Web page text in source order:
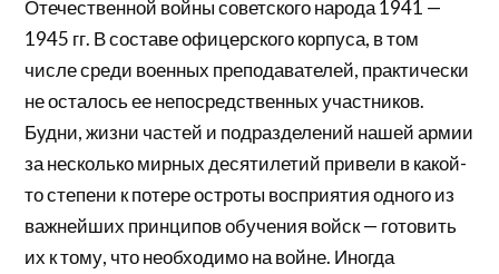
Отечественной войны советского народа 1941 —
1945 гг. В составе офицерского корпуса, в том
числе среди военных преподавателей, практически
не осталось ее непосредственных участников.
Будни, жизни частей и подразделений нашей армии
за несколько мирных десятилетий привели в какой-
то степени к потере остроты восприятия одного из
важнейших принципов обучения войск — готовить
их к тому, что необходимо на войне. Иногда